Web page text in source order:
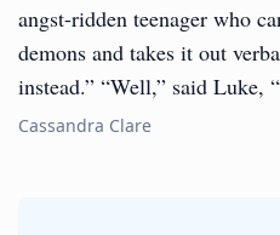
angst-ridden teenager who
demons and takes it out
instead.” “Well,” said Luke,
Cassandra Clare